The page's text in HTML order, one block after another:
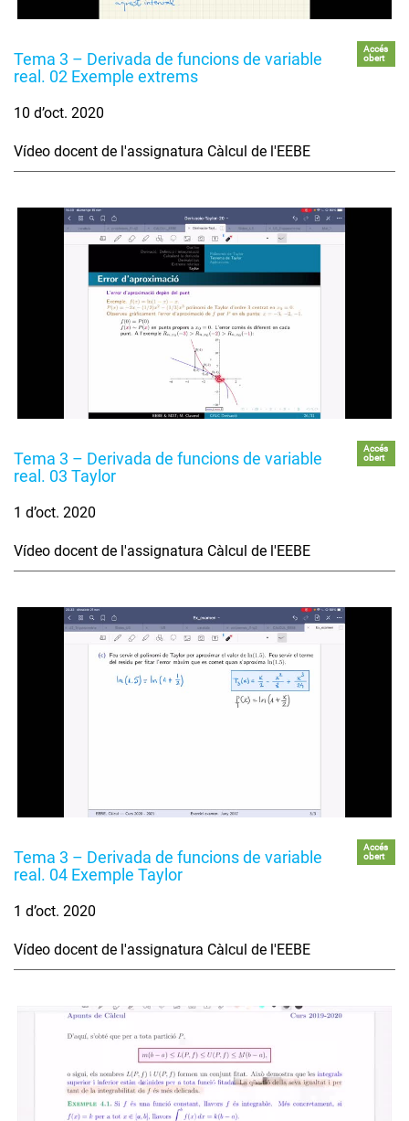
Tema 3 – Derivada de funcions de variable
real. 02 Exemple extrems
Accés
obert
10 d’oct. 2020
Vídeo docent de l'assignatura Càlcul de l'EEBE
Tema 3 – Derivada de funcions de variable
real. 03 Taylor
Accés
obert
1 d’oct. 2020
Vídeo docent de l'assignatura Càlcul de l'EEBE
Tema 3 – Derivada de funcions de variable
real. 04 Exemple Taylor
Accés
obert
1 d’oct. 2020
Vídeo docent de l'assignatura Càlcul de l'EEBE